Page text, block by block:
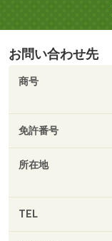
お問い合わせ先
商号
免許番号
所在地
TEL